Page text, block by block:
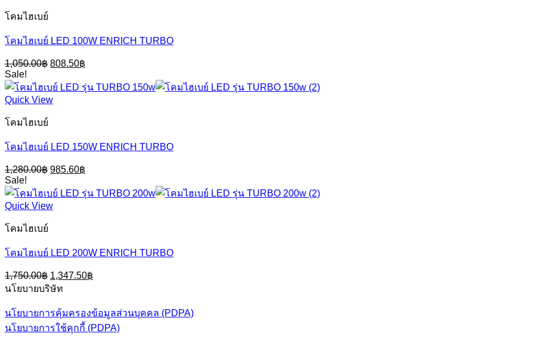
โคมไฮเบย์
โคมไฮเบย์ LED 100W ENRICH TURBO
1,050.00฿ Original
was:
1,050.00฿.
808.50฿
is:
808.50฿.
Sale!
Quick View
โคมไฮเบย์
โคมไฮเบย์ LED 150W ENRICH TURBO
1,280.00฿ Original
was:
1,280.00฿.
985.60฿
is:
985.60฿.
Sale!
Quick View
โคมไฮเบย์
โคมไฮเบย์ LED 200W ENRICH TURBO
1,750.00฿ Original
price
1,750.00฿.
1,347.50฿
1,347.50฿.
นโยบายบริษัท
นโยบายการคุ้มครองข้อมูลส่วนบุคคล (PDPA)
นโยบายการใช้คุกกี้ (PDPA)